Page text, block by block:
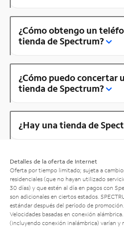
¿Cómo obtengo un
tienda de Spectrum?
¿Cómo puedo concertar
tienda de Spectrum?
¿Hay una tienda de
Detalles de la oferta de Internet
Oferta por tiempo limitado; sujeta a
residenciales (que no hayan utilizado
30 días) y que estén al día en pagos con
son adicionales en ciertos estados.
estándar después del período de
Velocidades basadas en conexión
(incluyendo conexión inalámbrica) varían y